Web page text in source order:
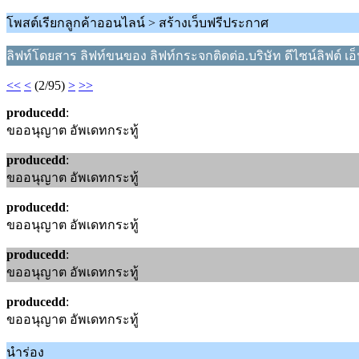
โพสต์เรียกลูกค้าออนไลน์ > สร้างเว็บฟรีประกาศ
ลิฟท์โดยสาร ลิฟท์ขนของ ลิฟท์กระจกติดต่อ.บริษัท ดีไซน์ลิฟต์ เอ็
<< < (2/95) > >>
producedd:
ขออนุญาต อัพเดทกระทู้
producedd:
ขออนุญาต อัพเดทกระทู้
producedd:
ขออนุญาต อัพเดทกระทู้
producedd:
ขออนุญาต อัพเดทกระทู้
producedd:
ขออนุญาต อัพเดทกระทู้
นำร่อง